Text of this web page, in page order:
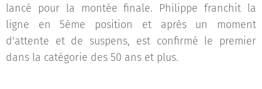
lancé pour la montée finale. Philippe franchit la
ligne en 5ème position et après un moment
d'attente et de suspens, est confirmé le premier
dans la catégorie des 50 ans et plus.